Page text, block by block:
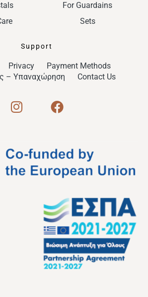
For Guardains
Sets
Support
Privacy
Payment Methods
– Υπαναχώρηση
Contact Us